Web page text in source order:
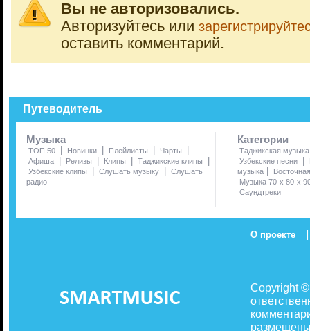
Вы не авторизовались.
Авторизуйтесь или
оставить комментарий.
Путеводитель
Музыка
ТОП 50 Новинки Плейлисты Чарты
Афиша Релизы Клипы Таджикские клипы
Узбекские клипы Слушать музыку
Слушать
радио
Категории
Таджикская музыка
Узбекские песни
музыка
Музыка 70-х 80-х
Саундтреки
О проекте |
Copyright
размещены